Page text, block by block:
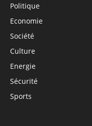
Politique
Economie
Société
Culture
Energie
Sécurité
Sports